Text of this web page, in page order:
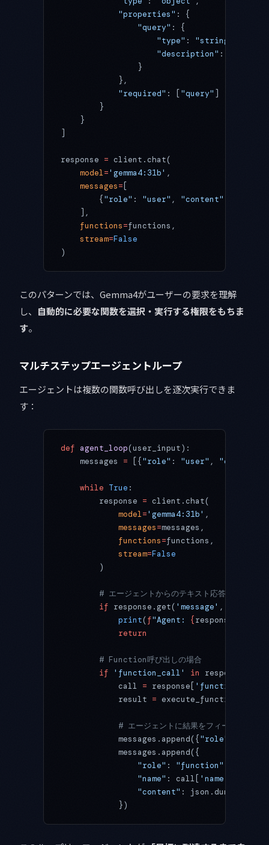
            "properties"
: {
                "query"
: {
                    "type"
: "string"
                    "description"
:
                }
            },
            "required"
: [ "query" ]
        }
    }
]
response = client.chat(
    model
='gemma4:31b' ,
    messages
= [
        {
"role" : "user" , "content"
    ],
    functions
=functions,
    stream
=False
)
このパターンでは、Gemma4がユーザーの要求を理解
し、 自動的に必要な関数を選択・実行する権限をもちま
す。
マルチステップエージェントループ
エージェントは複数の関数呼び出しを逐次実行できま
す：
def agent_loop(user_input):
    messages
= [{"role" : "user" , "content"
    while
True :
        response
= client.chat(
            model
='gemma4:31b' ,
            messages
=messages,
            functions
=functions,
            stream
=False
        )
        # エージェントからのテキスト応答
        if
response.get( 'message' , {}).get(
            print
(f"Agent: {response[
            return
        # Function呼び出しの場合
        if
'function_call' in
response:
            call
= response[ 'function_call'
            result
= execute_function(call[
            # エージェントに結果をフィードバック
            messages.append({
"role"
            messages.append({
                "role"
: "function"
                "name"
: call[ 'name'
                "content"
:
            })